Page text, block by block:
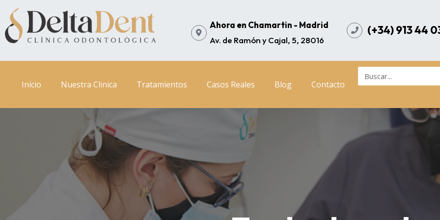
contenido
Ahora en Chamartin - Madrid
Av. de Ramón y Cajal, 5, 28016
(+34) 913 44
Inicio Nuestra Clinica Tratamientos Casos Reales Blog Contacto